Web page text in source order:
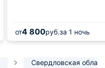
от4 800руб.за 1 ночь
Свердловская